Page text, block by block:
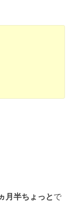
月半ちょっとで